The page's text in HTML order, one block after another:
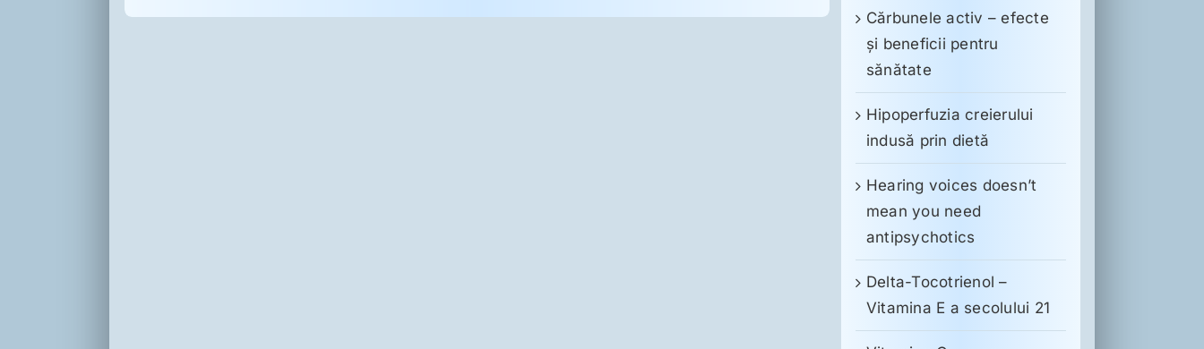
Cărbunele activ – efecte
și beneficii pentru
sănătate
Hipoperfuzia creierului
indusă prin dietă
Hearing voices doesn’t
mean you need
antipsychotics
Delta-Tocotrienol –
Vitamina E a secolului 21